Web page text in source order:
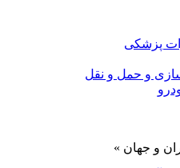
پزشکی
و حمل و نقل
و جهان »